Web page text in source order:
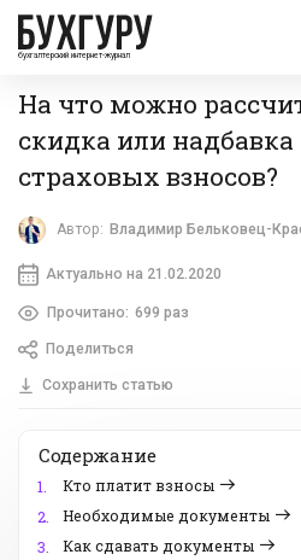
бухгалтерский интернет-журнал
На что можно
скидка или
страховых взносов?
Автор: Владимир Бельковец-
Актуально на 21.02.2020
Прочитано: 699 раз
Поделиться
Сохранить статью
Содержание
1.
Кто платит взносы
2.
Необходимые документы
3.
Как сдавать документы